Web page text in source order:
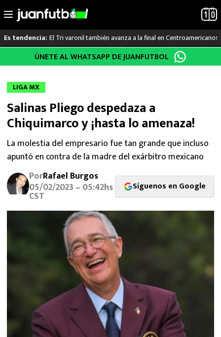
al
Es tendencia: El Tri varonil también avanza a la final en Centroamericanos
LO ÚLTIMO
LIGA MX
RAYADOS
PUMAS
ATLANTE
SELECCIÓN MEXICANA
MEXICANOS EN EL EXTRANJERO
FUTBOL ESTUFA
LIGA MX
ÚNETE AL WHATSAPP DE JUANFUTBOL
LIGA MX
Salinas Pliego despedaza a
Chiquimarco y ¡hasta lo amenaza!
La molestia del empresario fue tan grande que incluso
apuntó en contra de la madre del exárbitro mexicano
PorRafael Burgos
05/02/2023 – 05:42hs
CST
Síguenos en Google